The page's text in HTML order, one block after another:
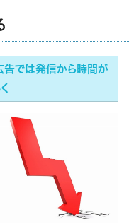
告では発信から時間が